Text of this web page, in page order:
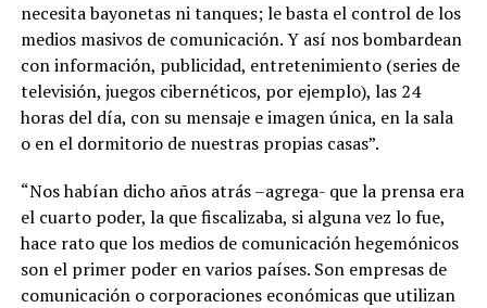
necesita bayonetas ni tanques; le basta el control de los
medios masivos de comunicación. Y así nos bombardean
con información, publicidad, entretenimiento (series de
televisión, juegos cibernéticos, por ejemplo), las 24
horas del día, con su mensaje e imagen única, en la sala
o en el dormitorio de nuestras propias casas”.
“Nos habían dicho años atrás –agrega- que la prensa era
el cuarto poder, la que fiscalizaba, si alguna vez lo fue,
hace rato que los medios de comunicación hegemónicos
son el primer poder en varios países. Son empresas de
comunicación o corporaciones económicas que utilizan